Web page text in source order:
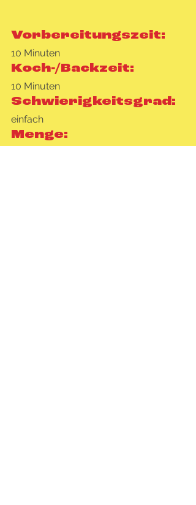
Vorbereitungszeit:
10 Minuten
Koch-/Backzeit:
10 Minuten
Schwierigkeitsgrad:
einfach
Menge: